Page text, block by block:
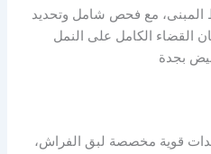
المبنى، مع فحص شامل وتحديد
القضاء الكامل على النمل
بجدة
قوية مخصصة لبق الفراش،